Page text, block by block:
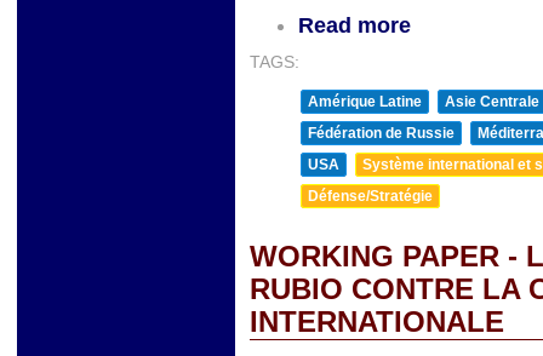
Read more
TAGS:
Amérique Latine
Asie Centrale
Fédération de Russie
USA
Système international et
Défense/Stratégie
WORKING PAPER -
RUBIO CONTRE LA
INTERNATIONALE